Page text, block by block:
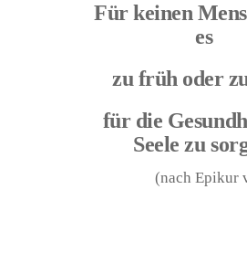
Für keinen
es
zu früh oder
für die
Seele zu
(nach Epikur